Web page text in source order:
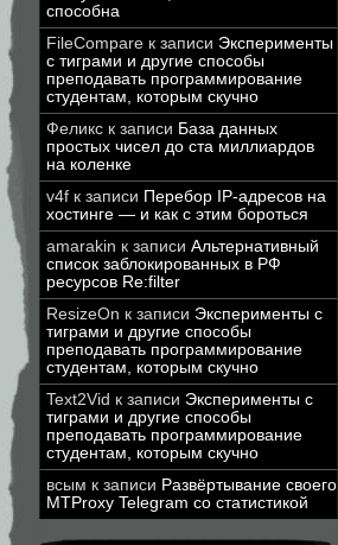
способна
FileCompare к записи Эксперименты
с тиграми и другие способы
преподавать программирование
студентам, которым скучно
Феликс к записи База данных
простых чисел до ста миллиардов
на коленке
v4f к записи Перебор IP-адресов на
хостинге — и как с этим бороться
amarakin к записи Альтернативный
список заблокированных в РФ
ресурсов Re:filter
ResizeOn к записи Эксперименты с
тиграми и другие способы
преподавать программирование
студентам, которым скучно
Text2Vid к записи Эксперименты с
тиграми и другие способы
преподавать программирование
студентам, которым скучно
всым к записи Развёртывание своего
MTProxy Telegram со статистикой